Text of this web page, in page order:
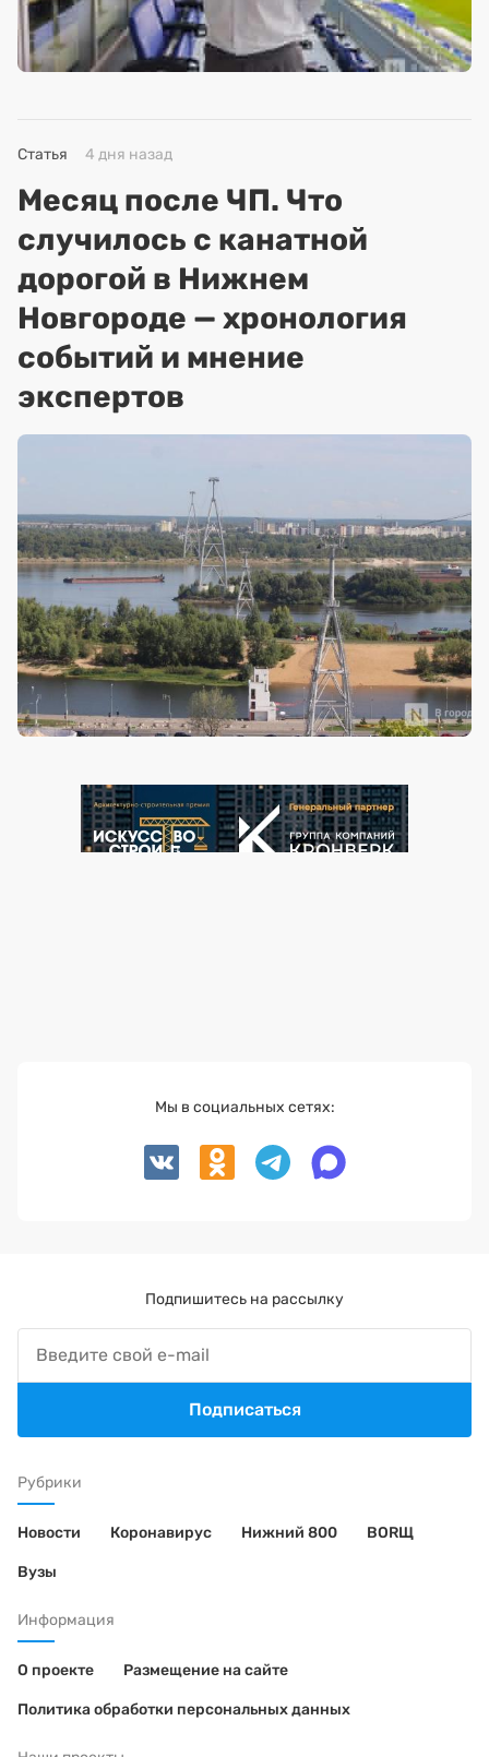
Статья 4 дня назад
Месяц после ЧП. Что
случилось с канатной
дорогой в Нижнем
Новгороде — хронология
событий и мнение
экспертов
Рубрики
Новости Коронавирус Нижний 800 BORЩ
Вузы
Информация
О проекте Размещение на сайте
Политика обработки персональных данных
Мы в социальных сетях:
Подпишитесь на рассылку
Подписаться